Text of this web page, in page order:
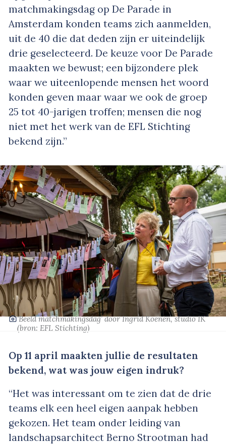
matchmakingsdag op De Parade in
Amsterdam konden teams zich aanmelden,
uit de 40 die dat deden zijn er uiteindelijk
drie geselecteerd. De keuze voor De Parade
maakten we bewust; een bijzondere plek
waar we uiteenlopende mensen het woord
konden geven maar waar we ook de groep
25 tot 40-jarigen troffen; mensen die nog
niet met het werk van de EFL Stichting
bekend zijn.”
‘Beeld matchmakingsdag’door Ingrid Koenen, studio IK
(bron: EFL Stichting)
Op 11 april maakten jullie de resultaten
bekend, wat was jouw eigen indruk?
“Het was interessant om te zien dat de drie
teams elk een heel eigen aanpak hebben
gekozen. Het team onder leiding van
landschapsarchitect Berno Strootman had